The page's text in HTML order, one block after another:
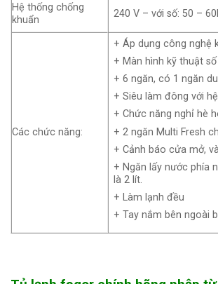
Hệ thống chống
khuẩn
240 V – với số: 50 –
Các chức năng:
+ Áp dụng công nghệ
+ Màn hình kỹ thuật số
+ 6 ngăn, có 1 ngăn
+ Siêu làm đông với
+ Chức năng nghỉ hè
+ 2 ngăn Multi Fresh
+ Cảnh báo cửa mở,
+ Ngăn lấy nước phía
là 2 lít.
+ Làm lạnh đều
+ Tay nắm bên ngoài